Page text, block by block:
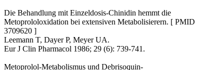
Die Behandlung mit Einzeldosis-Chinidin hemmt die
Metoprololoxidation bei extensiven Metabolisierern. [ PMID
3709620 ]
Leemann T, Dayer P, Meyer UA.
Eur J Clin Pharmacol 1986; 29 (6): 739-741.
Metoprolol-Metabolismus und Debrisoquin-